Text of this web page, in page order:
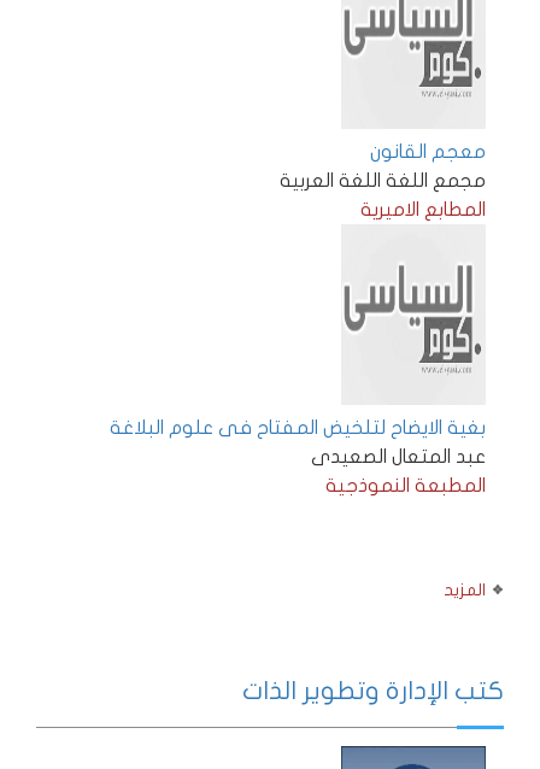
معجم القانون
مجمع اللغة اللغة العربية
المطابع الاميرية
بغية الايضاح لتلخيض المفتاح فى علوم البلاغة
عبد المتعال الصعيدى
المطبعة النموذجية
المزيد
كتب الإدارة وتطوير الذات